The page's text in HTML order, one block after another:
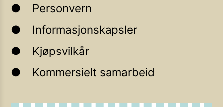
Personvern
Informasjonskapsler
Kjøpsvilkår
Kommersielt samarbeid